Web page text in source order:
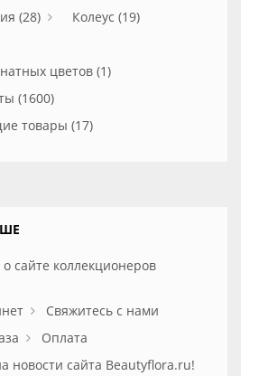
(28)
Колеус (19)
цветов (1)
(1600)
товары (17)
сайте коллекционеров
Свяжитесь с нами
Оплата
новости сайта Beautyflora.ru!